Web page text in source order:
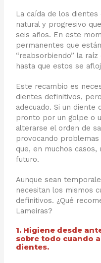
La caída de los
natural y progresivo
seis años. En este
permanentes que
“reabsorbiendo” la
hasta que estos se
Este recambio es
dientes definitivos,
adecuado. Si un diente
pronto por un golpe o
alterarse el orden de
provocando
que, en muchos
futuro.
Aunque sean
necesitan los mismos
definitivos. ¿Qué
Lameiras?
1. Higiene desde
sobre todo cuando
dientes.